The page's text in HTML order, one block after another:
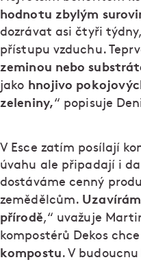
hodnotu zbylým
dozrávat asi čtyři
přístupu vzduchu.
zeminou nebo
jako hnojivo
zeleniny,“ popisuje
V Esce zatím posílají
úvahu ale připadají i
dostáváme cenný
zemědělcům.
přírodě,“ uvažuje
kompostérů Dekos
kompostu. V